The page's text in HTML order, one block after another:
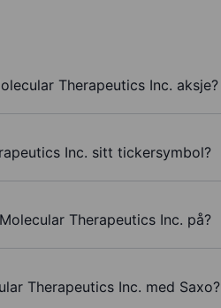
Therapeutics Inc. aksje?
Inc. sitt tickersymbol?
Therapeutics Inc. på?
Therapeutics Inc. med Saxo?